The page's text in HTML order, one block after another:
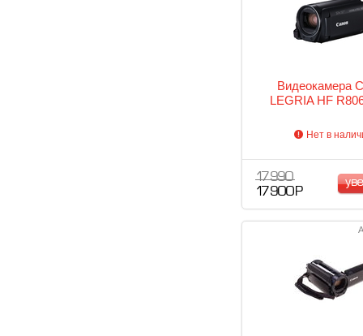
Видеокамера
LEGRIA HF
Нет в
17 990
17 900 Р